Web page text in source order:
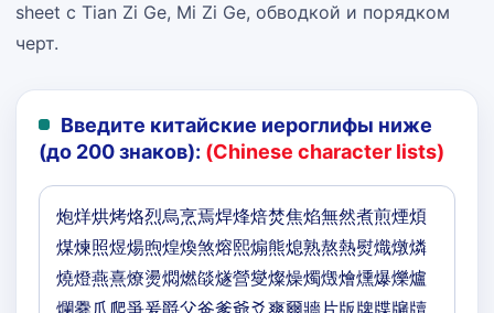
sheet с Tian Zi Ge, Mi Zi Ge, обводкой и порядком
черт.
Введите китайские иероглифы ниже
(до 200 знаков): (Chinese character lists)